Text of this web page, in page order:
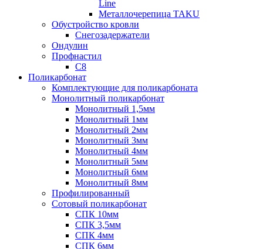
Line
Металлочерепица TAKU
Обустройство кровли
Снегозадержатели
Ондулин
Профнастил
С8
Поликарбонат
Комплектующие для поликарбоната
Монолитный поликарбонат
Монолитный 1,5мм
Монолитный 1мм
Монолитный 2мм
Монолитный 3мм
Монолитный 4мм
Монолитный 5мм
Монолитный 6мм
Монолитный 8мм
Профилированный
Сотовый поликарбонат
СПК 10мм
СПК 3,5мм
СПК 4мм
СПК 6мм